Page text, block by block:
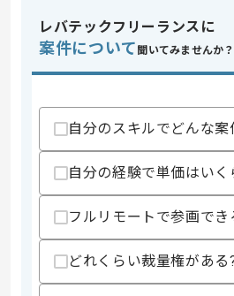
スキル
・
・クラウ
歓迎スキル
・クラウ
・ESMSの
スキルに不
精算・お支払い
精算条件
レバテックフリーランスに
案件について 聞いてみませんか？
自分のスキルでどんな案
自分の経験で単価はいく
フルリモートで参画でき
どれくらい裁量権がある